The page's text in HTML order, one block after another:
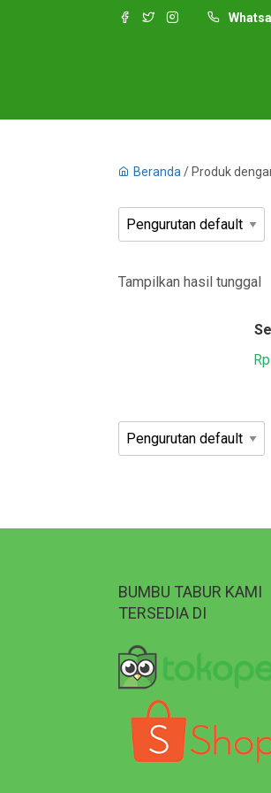
Beranda / Produk
Tampilkan hasil tunggal
Rp
BUMBU TABUR KAMI
TERSEDIA DI